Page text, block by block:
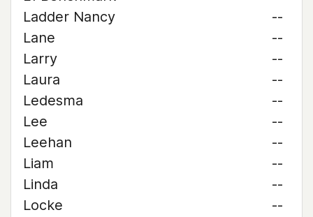
Ladder Nancy
--
Lane
--
Larry
--
Laura
--
Ledesma
--
Lee
--
Leehan
--
Liam
--
Linda
--
Locke
--